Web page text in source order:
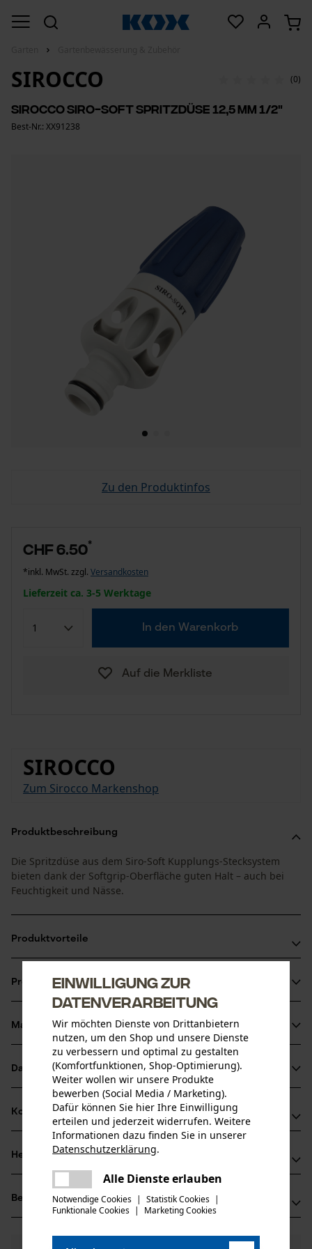
SIROCCO (0)
Sirocco Siro-Soft Spritzdüse 12,5 mm 1/2"
Best-Nr.: XX91238
Zu den Produktinfos
CHF 6.50*
*inkl. MwSt. zzgl. Versandkosten
Lieferzeit ca. 3-5 Werktage
In den Warenkorb
Auf die Merkliste
SIROCCO
Zum Sirocco Markenshop
Produktbeschreibung
Die Spritzdüse aus dem Siro-Soft Kupplungs-Stecksystem
bieten dank der Softgrip-Oberfläche guten Halt – auch bei
Feuchtigkeit und Nässe.
Produktvorteile
Mit großem Durchgang
Produktinformationen
Produktdetails
Aktivitätstyp
Verbinden, Bewässern
Altersgruppe
Erwachsener
Anzahl Teile
Material & Pflege
Material
Hauptmaterial
Kunststoff
Oberflächenbeschichtung
Softgrip-Beschichtung
Datenblätter
Produktsicherheitsdatenblatt (PDF)
Kompatibilität
allen gängigen Systemen
Herstellerinformationen
Sirocco GmbH
Müschenfeld 15
47533 Kleve, Deutschland
Mail: info@sirocco.de
Bewertungen
Einwilligung zur
Datenverarbeitung
Wir möchten Dienste von Drittanbietern
nutzen, um den Shop und unsere Dienste
zu verbessern und optimal zu gestalten
(Komfortfunktionen, Shop-Optimierung).
Weiter wollen wir unsere Produkte
bewerben (Social Media / Marketing).
Dafür können Sie hier Ihre Einwilligung
erteilen und jederzeit widerrufen. Weitere
Informationen dazu finden Sie in unserer
Datenschutzerklärung.
Alle Dienste erlauben
Notwendige Cookies | Statistik Cookies |
Funktionale Cookies | Marketing Cookies
Es ist ein Fehler aufgetreten. Bitte
versuchen Sie es erneut.
mail